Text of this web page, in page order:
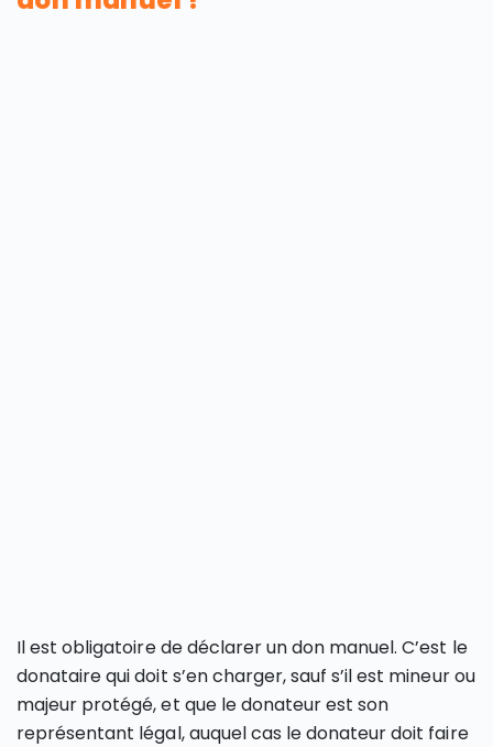
Il est obligatoire de déclarer un don manuel. C’est le
donataire qui doit s’en charger, sauf s’il est mineur ou
majeur protégé, et que le donateur est son
représentant légal, auquel cas le donateur doit faire